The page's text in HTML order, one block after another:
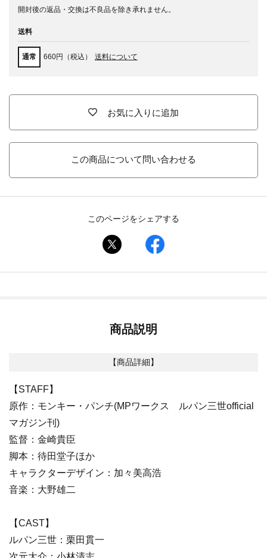
開封後の返品・交換は不良品を除き承れません。
送料
通常 660円（税込） 送料について
お気に入りに追加
この商品について問い合わせる
このページをシェアする
商品説明
【商品詳細】
【STAFF】
原作：モンキー・パンチ(MPワークス ルパン三世official
マガジン刊)
監督：金崎貴臣
脚本：待田堂子ほか
キャラクターデザイン：加々美高浩
音楽：大野雄二
【CAST】
ルパン三世：栗田貫一